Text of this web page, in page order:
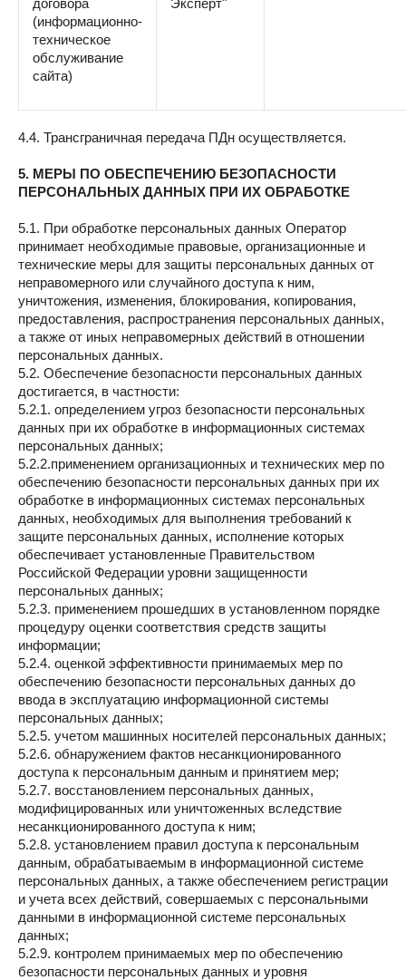
договора
(информационно-
техническое
обслуживание
сайта)
Эксперт"
4.4. Трансграничная передача ПДн осуществляется.
5. МЕРЫ ПО ОБЕСПЕЧЕНИЮ БЕЗОПАСНОСТИ
ПЕРСОНАЛЬНЫХ ДАННЫХ ПРИ ИХ ОБРАБОТКЕ
5.1. При обработке персональных данных Оператор
принимает необходимые правовые, организационные и
технические меры для защиты персональных данных от
неправомерного или случайного доступа к ним,
уничтожения, изменения, блокирования, копирования,
предоставления, распространения персональных данных,
а также от иных неправомерных действий в отношении
персональных данных.
5.2. Обеспечение безопасности персональных данных
достигается, в частности:
5.2.1. определением угроз безопасности персональных
данных при их обработке в информационных системах
персональных данных;
5.2.2.применением организационных и технических мер по
обеспечению безопасности персональных данных при их
обработке в информационных системах персональных
данных, необходимых для выполнения требований к
защите персональных данных, исполнение которых
обеспечивает установленные Правительством
Российской Федерации уровни защищенности
персональных данных;
5.2.3. применением прошедших в установленном порядке
процедуру оценки соответствия средств защиты
информации;
5.2.4. оценкой эффективности принимаемых мер по
обеспечению безопасности персональных данных до
ввода в эксплуатацию информационной системы
персональных данных;
5.2.5. учетом машинных носителей персональных данных;
5.2.6. обнаружением фактов несанкционированного
доступа к персональным данным и принятием мер;
5.2.7. восстановлением персональных данных,
модифицированных или уничтоженных вследствие
несанкционированного доступа к ним;
5.2.8. установлением правил доступа к персональным
данным, обрабатываемым в информационной системе
персональных данных, а также обеспечением регистрации
и учета всех действий, совершаемых с персональными
данными в информационной системе персональных
данных;
5.2.9. контролем принимаемых мер по обеспечению
безопасности персональных данных и уровня